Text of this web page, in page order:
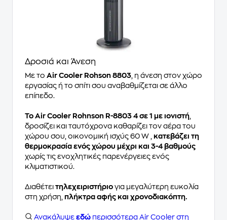
Δροσιά και Άνεση
Με το Air Cooler Rohson 8803 , η άνεση στον χώρο
εργασίας ή το σπίτι σου αναβαθμίζεται σε άλλο
επίπεδο.
To Air Cooler Rohnson R-8803 4 σε 1 με ιονιστή
δροσίζει και ταυτόχρονα καθαρίζει τον αέρα του
χώρου σου, οικονομική ισχύς 60 W , κατεβάζει τη
θερμοκρασία ενός χώρου μέχρι και 3-4 βαθμούς
χωρίς τις ενοχλητικές παρενέργειες ενός
κλιματιστικού.
Διαθέτει τηλεχειριστήριο για μεγαλύτερη ευκολία
στη χρήση, πλήκτρα αφής και χρονοδιακόπτη.
Ανακάλυψε εδώ περισσότερα Air Cooler στη